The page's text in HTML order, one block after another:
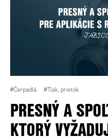
#Čerpadlá #Tlak, prietok
PRESNÝ A
KTORÝ